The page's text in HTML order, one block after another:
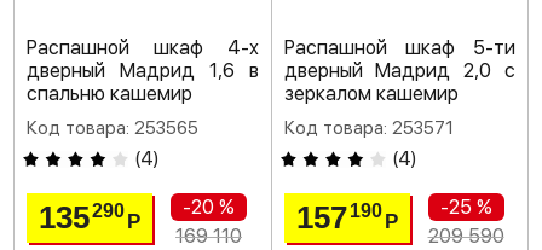
Распашной шкаф 4-х
дверный Мадрид 1,6 в
спальню кашемир
Код товара: 253565
(4)
135290Р
-20 %
169 110
Распашной шкаф 5-ти
дверный Мадрид 2,0 с
зеркалом кашемир
Код товара: 253571
(4)
157 190 Р
-25 %
209 590